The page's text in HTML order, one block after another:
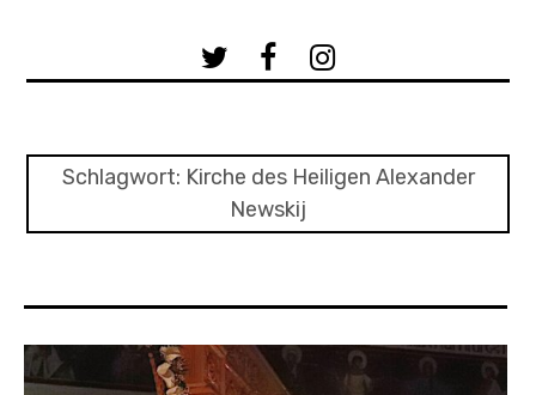
c
Schlagwort: Kirche des Heiligen Alexander
Newskij